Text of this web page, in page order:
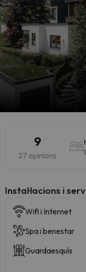
9
27 opinions
Instal·lacions i
Wifi i Internet
Spa i benestar
Guardaesquís